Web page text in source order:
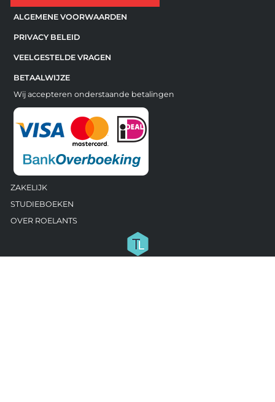
ALGEMENE VOORWAARDEN
PRIVACY BELEID
VEELGESTELDE VRAGEN
BETAALWIJZE
Wij accepteren onderstaande betalingen
ZAKELIJK
STUDIEBOEKEN
OVER ROELANTS